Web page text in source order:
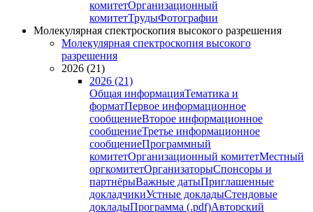
комитетОрганизационный
комитетТрудыФотографии
Молекулярная спектроскопия высокого разрешения
Молекулярная спектроскопия высокого
разрешения
2026 (21)
2026 (21)
Общая информацияТематика и
форматПервое информационное
сообщениеВторое информационное
сообщениеТретье информационное
сообщениеПрограммный
комитетОрганизационный комитетМестный
оргкомитетОрганизаторыСпонсоры и
партнёрыВажные датыПриглашенные
докладчикиУстные докладыСтендовые
докладыПрограмма (.pdf)Авторский